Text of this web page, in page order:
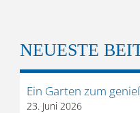
NEUESTE
Ein Garten zum
23. Juni 2026